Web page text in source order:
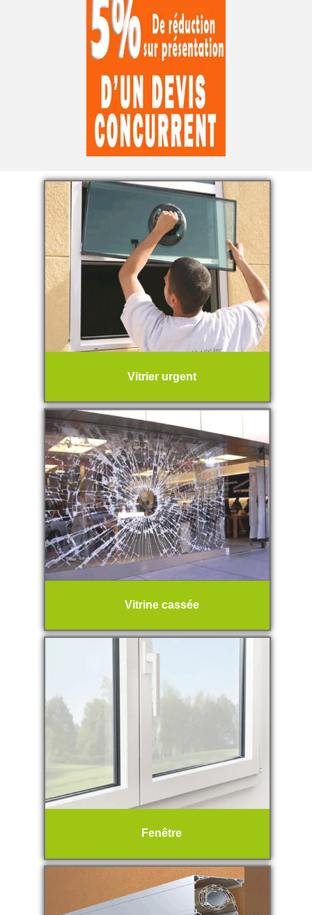
Vitrier urgent
Vitrine cassée
Fenêtre